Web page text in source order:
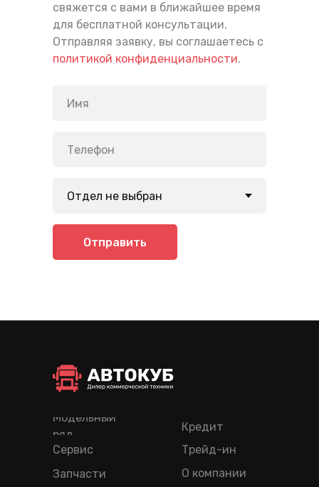
свяжется с вами в ближайшее время
для бесплатной консультации.
Отправляя заявку, вы соглашаетесь с
политикой конфиденциальности.
Отправить
Кредит
Трейд-ин
Модельный
ряд
Сервис
Запчасти
О компании